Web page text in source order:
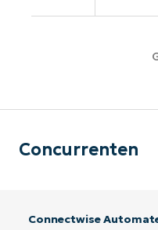
Concurrenten
Connectwise